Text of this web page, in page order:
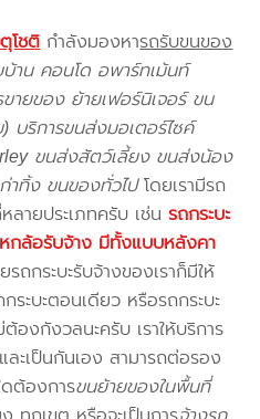
โชติกำลังมองหารถรับขนของ
าน คอนโด อพาร์ทเม้นท์
ยของ ย้ายเฟอร์นิเจอร์ ขน
บริการขนส่งมอเตอร์ไซค์
ขนส่งสัตว์เลี้ยง ขนส่งน้อง
าทิ้ง ขนของทั่วไปโดยเรามีรถ
ลายประเภทครับ เช่นรถกระบะ
กล้อรับจ้าง มีทั้งแบบหลังคา
รถกระบะรับจ้างของเราก็มีให้
ระบะตอนเดียว หรือรถกระบะ
องกังวลนะครับ เราให้บริการ
ะเป็นกันเอง สามารถต่อรอง
ต้องการขนย้ายของในพื้นที่